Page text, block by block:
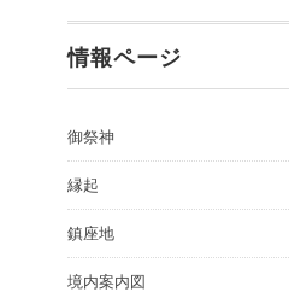
情報ページ
御祭神
縁起
鎮座地
境内案内図